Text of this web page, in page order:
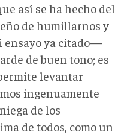
así se ha hecho del
de humillarnos y
ensayo ya citado—
de buen tono; es
levantar
ingenuamente
de los
de todos, como un